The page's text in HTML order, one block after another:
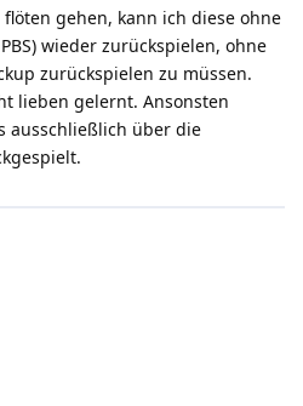
gehen, kann ich diese ohne
wieder zurückspielen, ohne
zurückspielen zu müssen.
lieben gelernt. Ansonsten
ausschließlich über die